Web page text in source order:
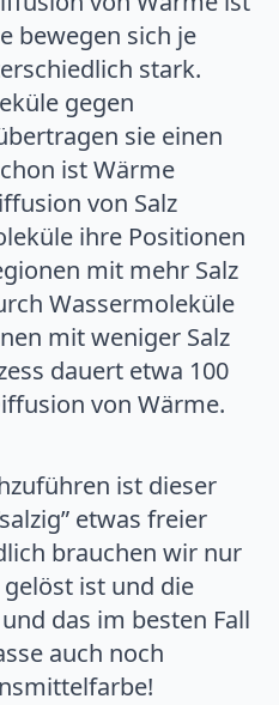
bewegen sich je
stark.
gegen
sie einen
ist Wärme
von Salz
ihre Positionen
mit mehr Salz
Wassermoleküle
mit weniger Salz
dauert etwa 100
von Wärme.
ist dieser
etwas freier
brauchen wir nur
ist und die
das im besten Fall
auch noch